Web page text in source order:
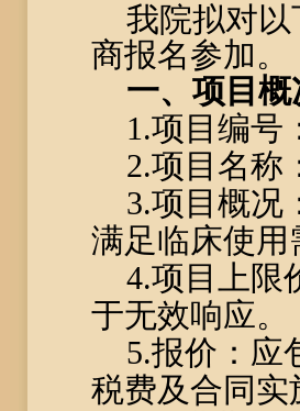
我院拟对
商报名参加。
一、项目概
1.项目编号
2.项目名称
3.项目概况
满足临床使用
4.项目上限
于无效响应。
5.报价：应
税费及合同